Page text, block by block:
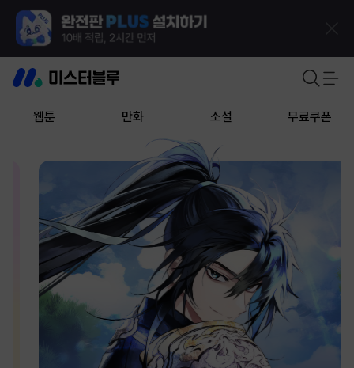
웹툰 만화 소설 무료쿠폰